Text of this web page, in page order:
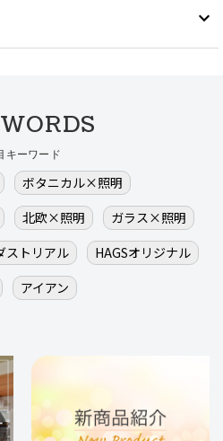
キーワード
ボタニカル×照明
北欧×照明
ガラス×照明
ストリアル
HAGSオリジナル
アイアン